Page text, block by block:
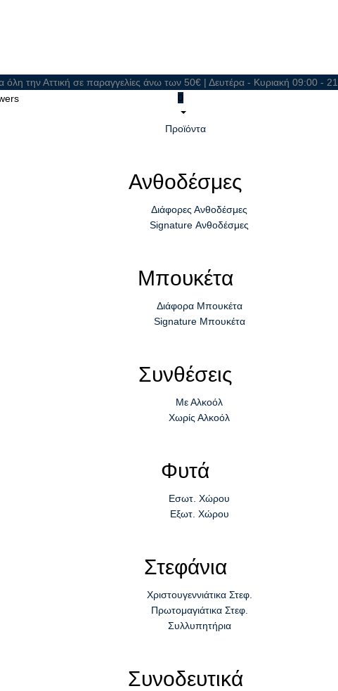
όλη την Αττική σε παραγγελίες άνω των 50€ | Δευτέρα - Κυριακή 09:00
0
Προϊόντα
Ανθοδέσμες
Διάφορες Ανθοδέσμες
Signature Ανθοδέσμες
Μπουκέτα
Διάφορα Μπουκέτα
Signature Μπουκέτα
Συνθέσεις
Με Αλκοόλ
Χωρίς Αλκοόλ
Φυτά
Εσωτ. Χώρου
Εξωτ. Χώρου
Στεφάνια
Χριστουγεννιάτικα Στεφ.
Πρωτομαγιάτικα Στεφ.
Συλλυπητήρια
Συνοδευτικά